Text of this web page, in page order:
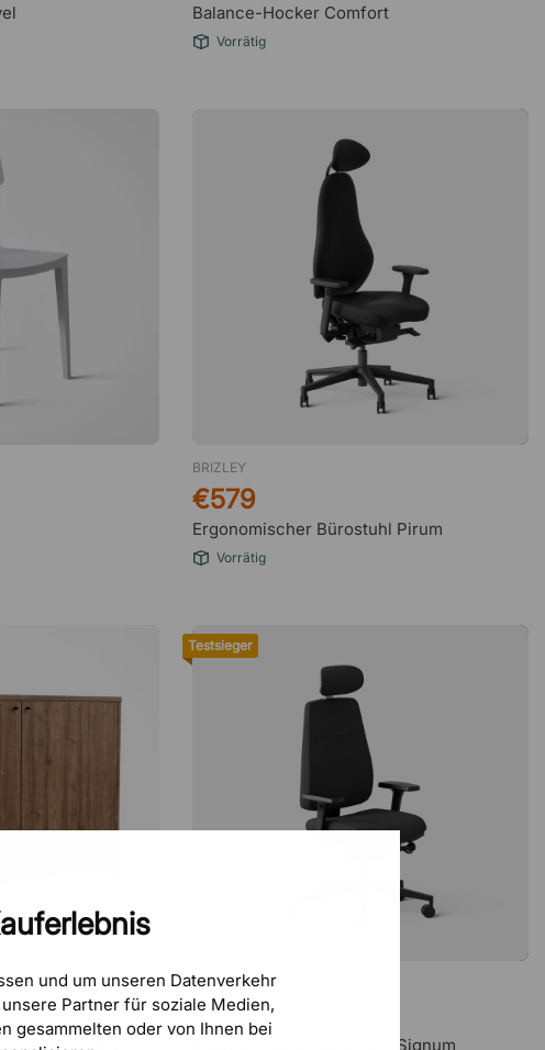
und um unseren Datenverkehr
Partner für soziale Medien,
gesammelten oder von Ihnen bei
Balance-Hocker Comfort
Vorrätig
BRIZLEY
Ergonomischer Bürostuhl Pirum
€579
Vorrätig
87x116x39 cm
Testsieger
BRIZLEY
Ergonomischer Bürostuhl Signum
€679